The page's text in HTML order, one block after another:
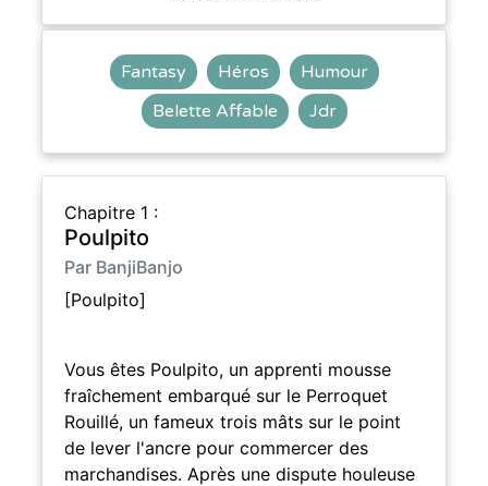
Fantasy Héros
Humour
Belette Affable
Jdr
Chapitre 1 :
Poulpito
Par BanjiBanjo
[Poulpito]
Vous êtes Poulpito, un apprenti mousse
fraîchement embarqué sur le Perroquet
Rouillé, un fameux trois mâts sur le point
de lever l'ancre pour commercer des
marchandises. Après une dispute houleuse